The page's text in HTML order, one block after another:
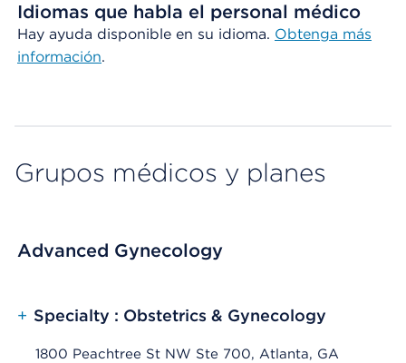
Idiomas que habla el personal médico
Hay ayuda disponible en su idioma. Obtenga más
información.
Grupos médicos y planes
Advanced Gynecology
+ Specialty : Obstetrics & Gynecology
1800 Peachtree St NW Ste 700, Atlanta, GA